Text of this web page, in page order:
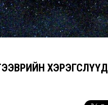
ХЭРЭГСЛҮҮД